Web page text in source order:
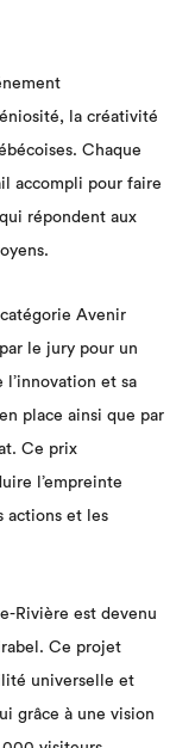
la créativité
Chaque
accompli pour faire
répondent aux
Avenir
le jury pour un
l’innovation et sa
place ainsi que par
Ce prix
l’empreinte
actions et les
Rivière est devenu
Ce projet
universelle et
grâce à une vision